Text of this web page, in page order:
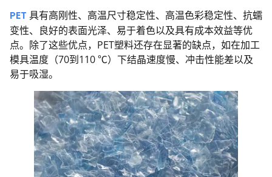
PET 具有高刚性、高温尺寸稳定性、高温色彩稳定性、抗蠕
变性、良好的表面光泽、易于着色以及具有成本效益等优
点。除了这些优点，PET塑料还存在显著的缺点，如在加工
模具温度（70到110 ℃）下结晶速度慢、冲击性能差以及
易于吸湿。